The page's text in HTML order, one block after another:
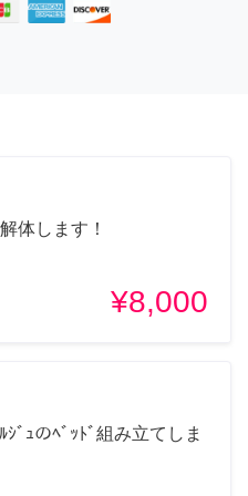
体します！
¥8,000
ﾞｭのﾍﾞｯﾄﾞ組み立てしま